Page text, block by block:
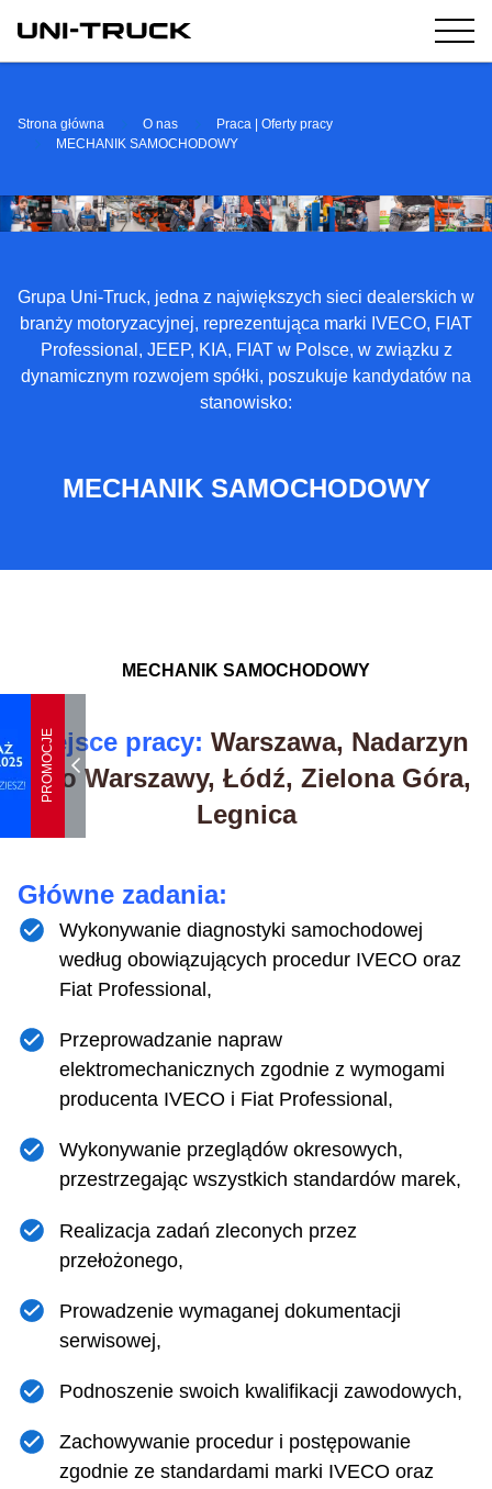
PROMOCJE
Strona główna O nas
Praca | Oferty pracy
MECHANIK SAMOCHODOWY
Grupa Uni-Truck, jedna z największych sieci dealerskich w
branży motoryzacyjnej, reprezentująca marki IVECO, FIAT
Professional, JEEP, KIA, FIAT w Polsce, w związku z
dynamicznym rozwojem spółki, poszukuje kandydatów na
stanowisko:
MECHANIK SAMOCHODOWY
MECHANIK SAMOCHODOWY
Miejsce pracy: Warszawa, Nadarzyn
koło Warszawy, Łódź, Zielona Góra,
Legnica
Główne zadania:
Wykonywanie diagnostyki samochodowej
według obowiązujących procedur IVECO oraz
Fiat Professional,
Przeprowadzanie napraw
elektromechanicznych zgodnie z wymogami
producenta IVECO i Fiat Professional,
Wykonywanie przeglądów okresowych,
przestrzegając wszystkich standardów marek,
Realizacja zadań zleconych przez
przełożonego,
Prowadzenie wymaganej dokumentacji
serwisowej,
Podnoszenie swoich kwalifikacji zawodowych,
Zachowywanie procedur i postępowanie
zgodnie ze standardami marki IVECO oraz